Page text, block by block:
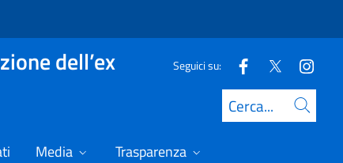
dell’ex Seguici su:
Cerca
Media Trasparenza